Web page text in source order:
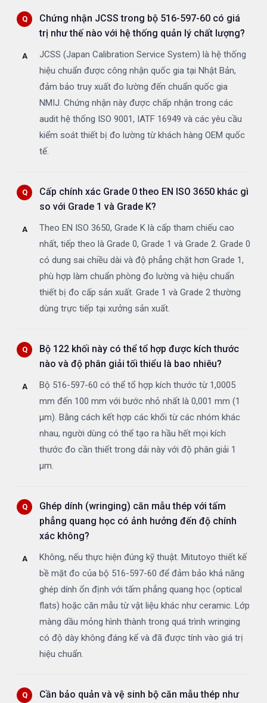
Chứng nhận JCSS trong bộ 516-597-60 có giá
trị như thế nào với hệ thống quản lý chất lượng?
JCSS (Japan Calibration Service System) là hệ thống
hiệu chuẩn được công nhận quốc gia tại Nhật Bản,
đảm bảo truy xuất đo lường đến chuẩn quốc gia
NMIJ. Chứng nhận này được chấp nhận trong các
audit hệ thống ISO 9001, IATF 16949 và các yêu cầu
kiểm soát thiết bị đo lường từ khách hàng OEM quốc
tế.
Cấp chính xác Grade 0 theo EN ISO 3650 khác gì
so với Grade 1 và Grade K?
Theo EN ISO 3650, Grade K là cấp tham chiếu cao
nhất, tiếp theo là Grade 0, Grade 1 và Grade 2. Grade 0
có dung sai chiều dài và độ phẳng chặt hơn Grade 1,
phù hợp làm chuẩn phòng đo lường và hiệu chuẩn
thiết bị đo cấp sản xuất. Grade 1 và Grade 2 thường
dùng trực tiếp tại xưởng sản xuất.
Bộ 122 khối này có thể tổ hợp được kích thước
nào và độ phân giải tối thiểu là bao nhiêu?
Bộ 516-597-60 có thể tổ hợp kích thước từ 1,0005
mm đến 100 mm với bước nhỏ nhất là 0,001 mm (1
µm). Bằng cách kết hợp các khối từ các nhóm khác
nhau, người dùng có thể tạo ra hầu hết mọi kích
thước đo cần thiết trong dải này với độ phân giải 1
µm.
Ghép dính (wringing) căn mẫu thép với tấm
phẳng quang học có ảnh hưởng đến độ chính
xác không?
Không, nếu thực hiện đúng kỹ thuật. Mitutoyo thiết kế
bề mặt đo của bộ 516-597-60 để đảm bảo khả năng
ghép dính ổn định với tấm phẳng quang học (optical
flats) hoặc căn mẫu từ vật liệu khác như ceramic. Lớp
màng dầu mỏng hình thành trong quá trình wringing
có độ dày không đáng kể và đã được tính vào giá trị
hiệu chuẩn.
Cần bảo quản và vệ sinh bộ căn mẫu thép như